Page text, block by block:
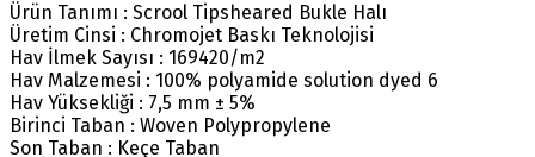
Ürün Tanımı : Scrool Tipsheared Bukle Halı
Üretim Cinsi : Chromojet Baskı Teknolojisi
Hav İlmek Sayısı : 169420/m2
Hav Malzemesi : 100% polyamide solution dyed 6
Hav Yüksekliği : 7,5 mm ± 5%
Birinci Taban : Woven Polypropylene
Son Taban : Keçe Taban